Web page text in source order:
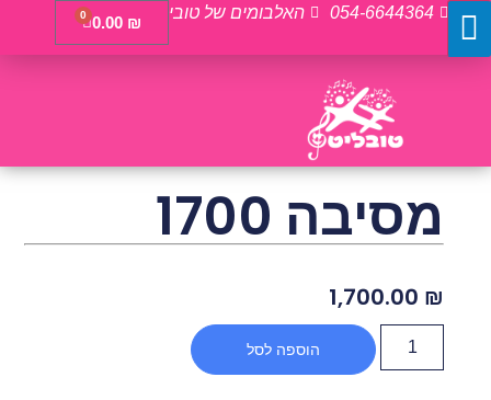
054-6644364 האלבומים של טובי
0.00 ₪
0
מסיבה 1700
1,700.00 ₪
הוספה לסל